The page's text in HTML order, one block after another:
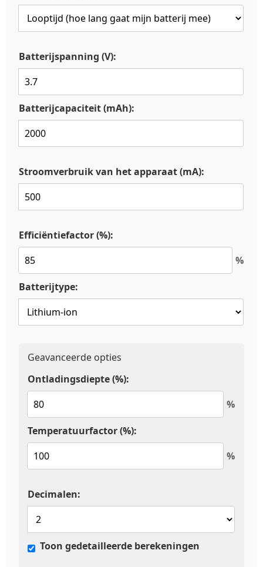
Batterijspanning (V):
Batterijcapaciteit (mAh):
Stroomverbruik van het apparaat (mA):
Efficiëntiefactor (%):
%
Batterijtype:
Geavanceerde opties
Ontladingsdiepte (%):
%
Temperatuurfactor (%):
%
Decimalen:
Toon gedetailleerde berekeningen